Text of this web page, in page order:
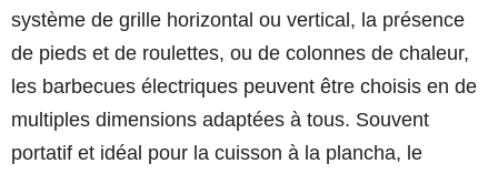
système de grille horizontal ou vertical, la présence
de pieds et de roulettes, ou de colonnes de chaleur,
les barbecues électriques peuvent être choisis en de
multiples dimensions adaptées à tous. Souvent
portatif et idéal pour la cuisson à la plancha, le